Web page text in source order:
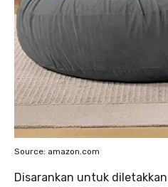
Source: amazon.com
Disarankan untuk